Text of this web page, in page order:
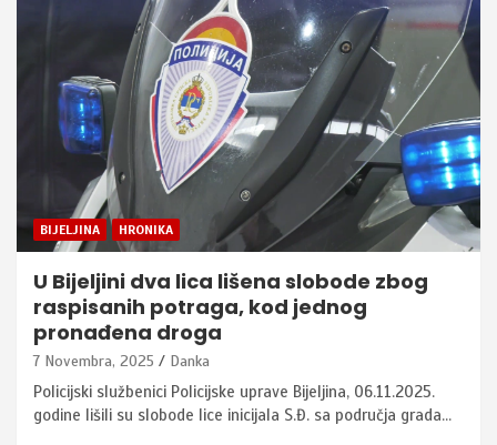
BIJELJINA HRONIKA
U Bijeljini dva lica lišena slobode zbog
raspisanih potraga, kod jednog
pronađena droga
7 Novembra, 2025 Danka
Policijski službenici Policijske uprave Bijeljina, 06.11.2025.
godine lišili su slobode lice inicijala S.Đ. sa područja grada…